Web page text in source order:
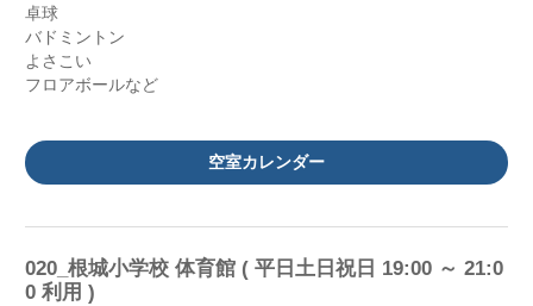
卓球
バドミントン
よさこい
フロアボールなど
空室カレンダー
020_根城小学校 体育館 ( 平日土日祝日 19:00 ～ 21:0
0 利用 )